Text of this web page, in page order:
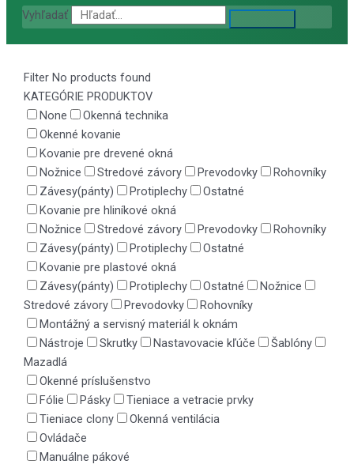
Vyhľadať
FilterNo products found
KATEGÓRIE PRODUKTOV
None
Okenná technika
Okenné kovanie
Kovanie pre drevené okná
Nožnice
Stredové závory Prevodovky
Rohovníky
Závesy(pánty)
Protiplechy
Ostatné
Kovanie pre hliníkové okná
Nožnice
Stredové závory Prevodovky
Rohovníky
Závesy(pánty)
Protiplechy
Ostatné
Kovanie pre plastové okná
Závesy(pánty)
Protiplechy Ostatné
Nožnice
Stredové závory
Prevodovky
Rohovníky
Montážný a servisný materiál k oknám
Nástroje
Skrutky Nastavovacie kľúče
Šablóny
Mazadlá
Okenné príslušenstvo
Fólie
Pásky
Tieniace a vetracie prvky
Tieniace clony
Okenná ventilácia
Ovládače
Manuálne pákové